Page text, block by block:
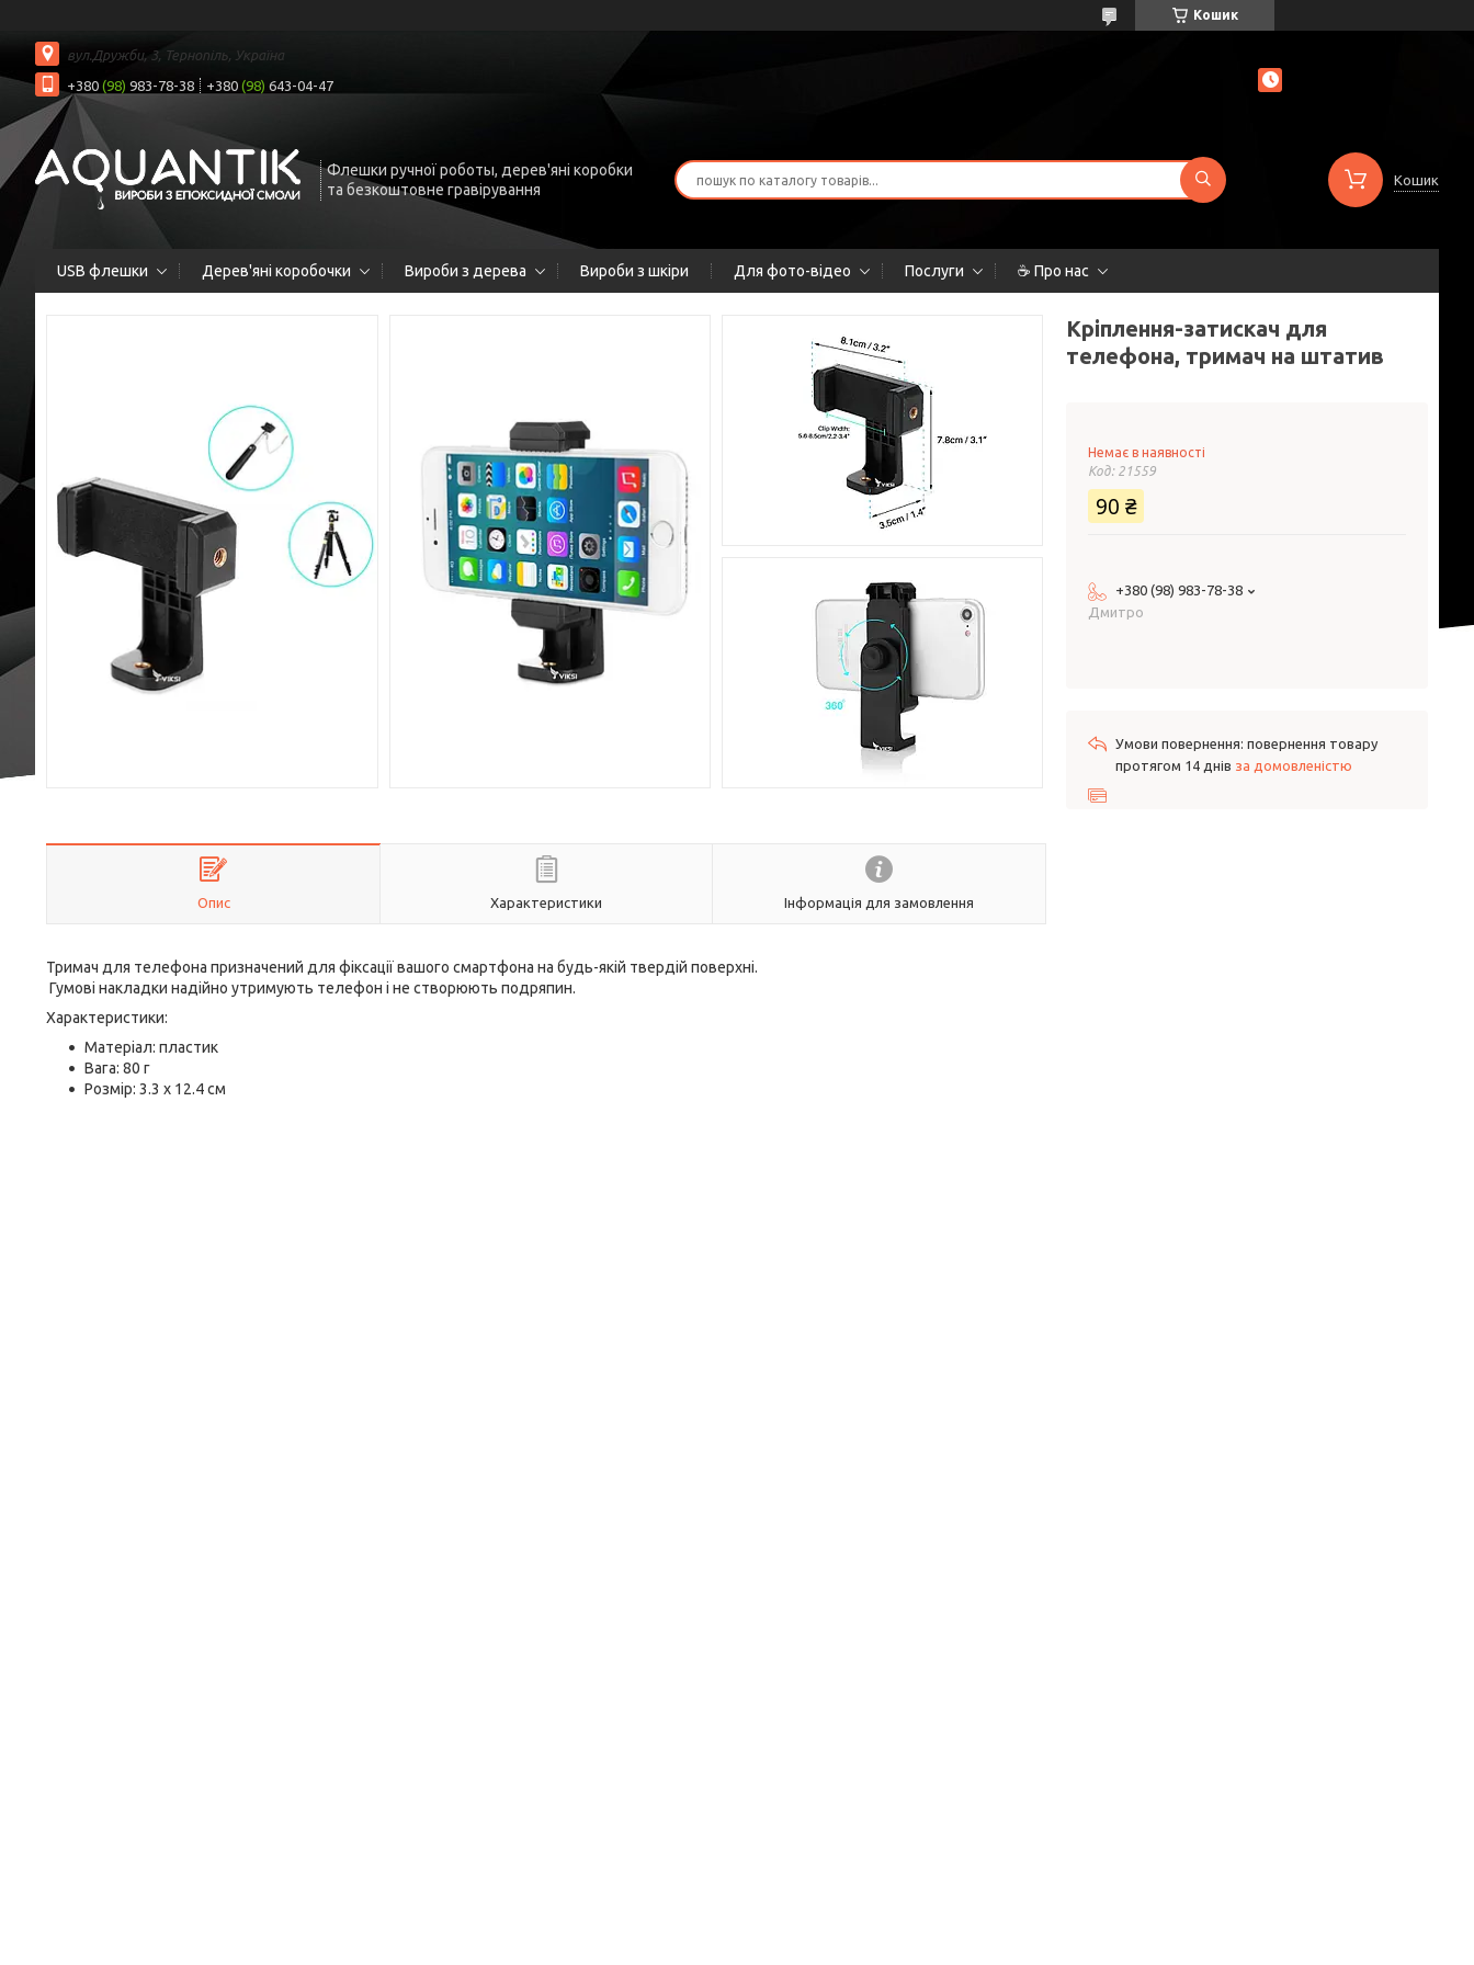
Кошик
вул.Дружби, 3, Тернопіль, Україна
+380 (98) 983-78-38 +380 (98) 643-04-47
Флешки ручної роботы, дерев'яні коробки
та безкоштовне гравірування
Кошик
USB флешки Дерев'яні коробочки Вироби з дерева Вироби з шкіри Для фото-відео Послуги ☕ Про нас
Опис Характеристики Інформація для замовлення
Тримач для телефона призначений для фіксації вашого смартфона на будь-якій твердій поверхні.
Гумові накладки надійно утримують телефон і не створюють подряпин.
Характеристики:
Матеріал: пластик
Вага: 80 г
Розмір: 3.3 х 12.4 см
Кріплення-затискач для
телефона, тримач на штатив
Немає в наявності
Код: 21559
90 ₴
+380 (98) 983-78-38
Дмитро
повернення товару
протягом 14 днів за домовленістю